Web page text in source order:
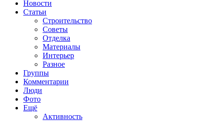
Новости
Статьи
Строительство
Советы
Отделка
Материалы
Интерьер
Разное
Группы
Комментарии
Люди
Фото
Ещё
Активность